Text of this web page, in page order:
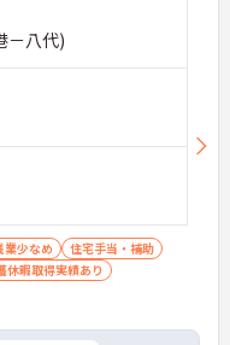
－八代)
業少なめ
住宅手当・補助
休暇取得実績あり